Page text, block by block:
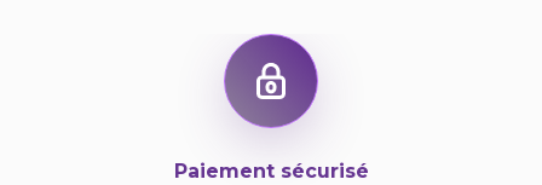
Paiement sécurisé